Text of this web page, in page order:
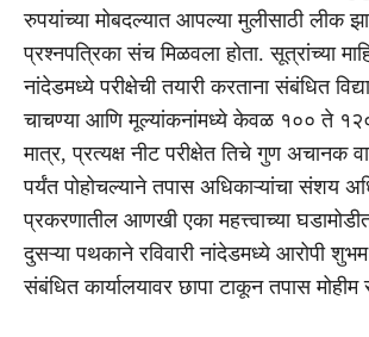
रुपयांच्या मोबदल्यात आपल्या मुलीसाठी लीक
प्रश्नपत्रिका संच मिळवला होता. सूत्रांच्या
नांदेडमध्ये परीक्षेची तयारी करताना संबंधित
चाचण्या आणि मूल्यांकनांमध्ये केवळ १०० ते
मात्र, प्रत्यक्ष नीट परीक्षेत तिचे गुण अचानक
पर्यंत पोहोचल्याने तपास अधिकाऱ्यांचा संशय
प्रकरणातील आणखी एका महत्त्वाच्या
दुसऱ्या पथकाने रविवारी नांदेडमध्ये आरोपी
संबंधित कार्यालयावर छापा टाकून तपास मोहीम